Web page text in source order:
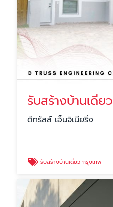
รับสร้างบ้านเดี่ย
ดีทรัสส์ เอ็นจิเนียริ่ง
รับสร้างบ้านเดี่ยว กรุงเทพ